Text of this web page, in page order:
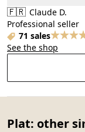
🇫🇷 Claude D.
Professional seller
71 sales
See the shop
Plat: other